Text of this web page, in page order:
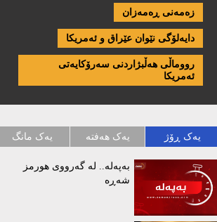
زەمەنی ڕەمەزان
دایەلۆگی نێوان عێراق و ئەمریكا
رووماڵی هەڵبژاردنی سەرۆکایەتی
ئەمریکا
یەک ڕۆژ یەک هەفتە یەک مانگ
بەپەلە.. لە گەرووی هورمز
شەڕە